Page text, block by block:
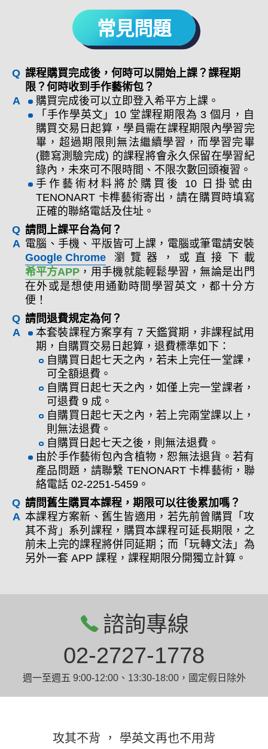
常見問題
課程購買完成後，何時可以開始上課？課程期
限？何時收到手作藝術包？
購買完成後可以立即登入希平方上課。
「手作學英文」10 堂課程期限為 3 個月，自
購買交易日起算，學員需在課程期限內學習完
畢，超過期限則無法繼續學習，而學習完畢
(聽寫測驗完成) 的課程將會永久保留在學習紀
錄內，未來可不限時間、不限次數回頭複習。
手作藝術材料將於購買後 10 日掛號由
TENONART 卡榫藝術寄出，請在購買時填寫
正確的聯絡電話及住址。
請問上課平台為何？
電腦、手機、平版皆可上課，電腦或筆電請安裝
Google Chrome 瀏覽器，或直接下載
希平方APP ，用手機就能輕鬆學習，無論是出門
在外或是想使用通勤時間學習英文，都十分方
便！
請問退費規定為何？
本套裝課程方案享有 7 天鑑賞期，非課程試用
期，自購買交易日起算，退費標準如下：
自購買日起七天之內，若未上完任一堂課，
可全額退費。
自購買日起七天之內，如僅上完一堂課者，
可退費 9 成。
自購買日起七天之內，若上完兩堂課以上，
則無法退費。
自購買日起七天之後，則無法退費。
由於手作藝術包內含植物，恕無法退貨。若有
產品問題，請聯繫 TENONART 卡榫藝術，聯
絡電話 02-2251-5459。
請問舊生購買本課程，期限可以往後累加嗎？
本課程方案新、舊生皆適用，若先前曾購買「攻
其不背」系列課程，購買本課程可延長期限，之
前未上完的課程將併同延期；而「玩轉文法」為
另外一套 APP 課程，課程期限分開獨立計算。
諮詢專線
02-2727-1778
週一至週五 9:00-12:00、13:30-18:00，國定假日除外
攻其不背 ， 學英文再也不用背